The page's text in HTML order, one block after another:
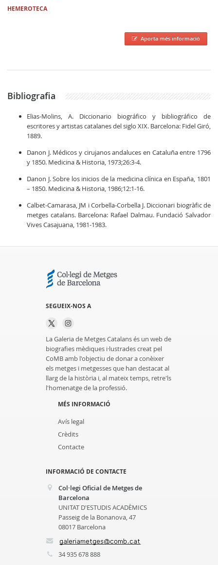
HEMEROTECA
Aporta més informació
Bibliografia
Elias-Molins, A. Diccionario biográfico y bibliográfico de
escritores y artistas catalanes del siglo XIX. Barcelona: Fidel Giró,
1889.
Danon J. Médicos y cirujanos andaluces en Cataluña entre 1796
y 1850. Medicina & Historia, 1973;26:3-4.
Danon J. Sobre los inicios de la medicina clínica en España, 1801
– 1850. Medicina & Historia, 1986;12:1-16.
Calbet-Camarasa, JM i Corbella-Corbella J. Diccionari biogràfic de
metges catalans. Barcelona: Rafael Dalmau. Fundació Salvador
Vives Casajuana, 1981-1983.
SEGUEIX-NOS A
La Galeria de Metges Catalans és un web de
biografies mèdiques i·lustrades creat pel
CoMB amb l'objectiu de donar a conèixer
els metges i metgesses que han destacat al
llarg de la història i, al mateix temps, retre'ls
l'homenatge de la professió.
MÉS INFORMACIÓ
Avís legal
Crèdits
Contacte
INFORMACIÓ DE CONTACTE
Col·legi Oficial de Metges de
Barcelona
UNITAT D'ESTUDIS ACADÈMICS
Passeig de la Bonanova, 47
08017 Barcelona
34 935 678 888